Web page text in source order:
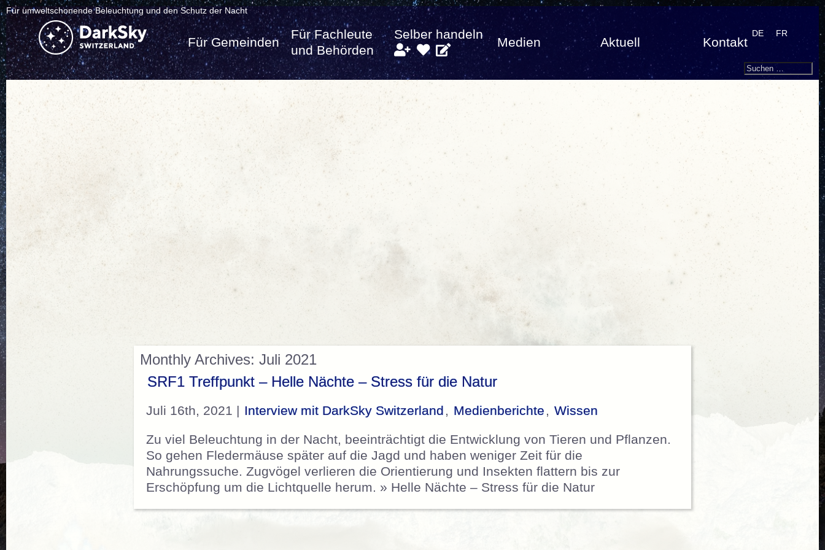
Für umweltschonende Beleuchtung und den Schutz der Nacht
Für Gemeinden
Für Fachleute
und Behörden
Selber handeln
Medien Aktuell Kontakt
DE FR
Search
Suchen
Monthly Archives: Juli 2021
SRF1 Treffpunkt – Helle Nächte – Stress für die Natur
Juli 16th, 2021 | Interview mit DarkSky Switzerland , Medienberichte , Wissen
Zu viel Beleuchtung in der Nacht, beeinträchtigt die Entwicklung von Tieren und Pflanzen.
So gehen Fledermäuse später auf die Jagd und haben weniger Zeit für die
Nahrungssuche. Zugvögel verlieren die Orientierung und Insekten flattern bis zur
Erschöpfung um die Lichtquelle herum. » Helle Nächte – Stress für die Natur